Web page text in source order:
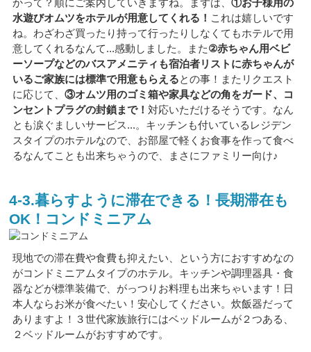
かって？順にご案内していきますね。まずは、①お子様用の
水遊びオムツをホテルが用意してくれる！ これは嬉しいです
ね。わざわざ買ったり持って行ったりしなくてもホテルで用
意してくれるなんて...感動しました。また②赤ちゃん用ベビ
ーソープなどのバスアメニティも宿泊者リストに赤ちゃんが
いるご家族には標準で用意もらえるとの事！またリクエスト
に応じて、③オムツ用のゴミ箱や家具などの角をガード、コ
ンセントプラグの封鎖まで！対応いただけるそうです。なん
とも涙ぐましいサービス...。キッチンも付いているレジデン
スタイプのホテルなので、お部屋で軽くお食事を作って食べ
るなんてことも出来ちゃうので、まさにファミリー向け♪
4-3.暮らすように滞在できる！長期滞在も
OK！コンドミニアム
現地での滞在費や食費も抑えたい、という方におすすめなの
がコンドミニアムタイプのホテル。キッチンや調理器具・食
器などが標準装備で、がっつりお料理も出来ちゃいます！日
本人ならお米が食べたい！安心してください。炊飯器だって
ありますよ！３世代家族旅行にはベッドルームが２つある、
２ベッドルームがおすすめです。